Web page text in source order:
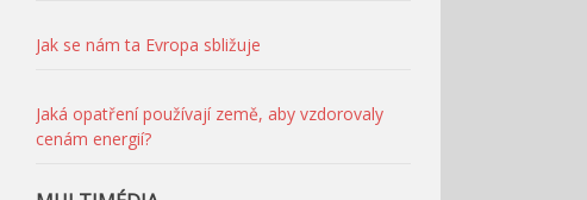
Jak se nám ta Evropa sbližuje
Jaká opatření používají země, aby vzdorovaly
cenám energií?